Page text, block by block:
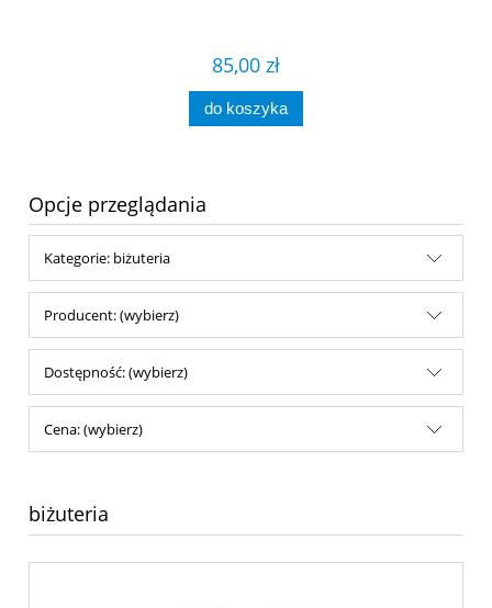
85,00 zł
do koszyka
Opcje przeglądania
Kategorie: biżuteria
Producent: (wybierz)
Dostępność: (wybierz)
Cena: (wybierz)
biżuteria